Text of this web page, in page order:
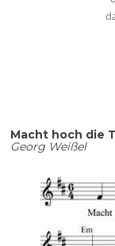
Macht hoch die
Georg Weißel